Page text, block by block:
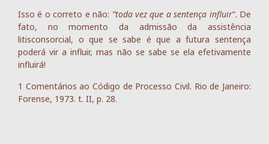
Isso é o correto e não: ”toda vez que a sentença influir”. De
fato, no momento da admissão da assistência
litisconsorcial, o que se sabe é que a futura sentença
poderá vir a influir, mas não se sabe se ela efetivamente
influirá!
1 Comentários ao Código de Processo Civil. Rio de Janeiro:
Forense, 1973. t. II, p. 28.